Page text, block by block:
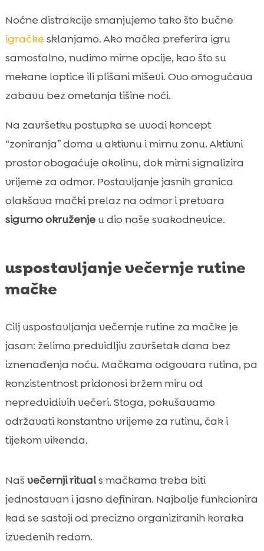
Noćne distrakcije smanjujemo tako što bučne
igračke sklanjamo. Ako mačka preferira igru
samostalno, nudimo mirne opcije, kao što su
mekane loptice ili plišani miševi. Ovo omogućava
zabavu bez ometanja tišine noći.
Na završetku postupka se uvodi koncept
“zoniranja” doma u aktivnu i mirnu zonu. Aktivni
prostor obogaćuje okolinu, dok mirni signalizira
vrijeme za odmor. Postavljanje jasnih granica
olakšava mački prelaz na odmor i pretvara
sigurno okruženjeu dio naše svakodnevice.
uspostavljanje večernje rutine
mačke
Cilj uspostavljanja večernje rutine za mačke je
jasan: želimo predvidljiv završetak dana bez
iznenađenja noću. Mačkama odgovara rutina, pa
konzistentnost pridonosi bržem miru od
nepredvidivih večeri. Stoga, pokušavamo
održavati konstantno vrijeme za rutinu, čak i
tijekom vikenda.
Naš večernji rituals mačkama treba biti
jednostavan i jasno definiran. Najbolje funkcionira
kad se sastoji od precizno organiziranih koraka
izvedenih redom.